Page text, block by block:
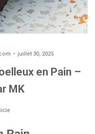
juillet 30, 2025
en Pain –
MK